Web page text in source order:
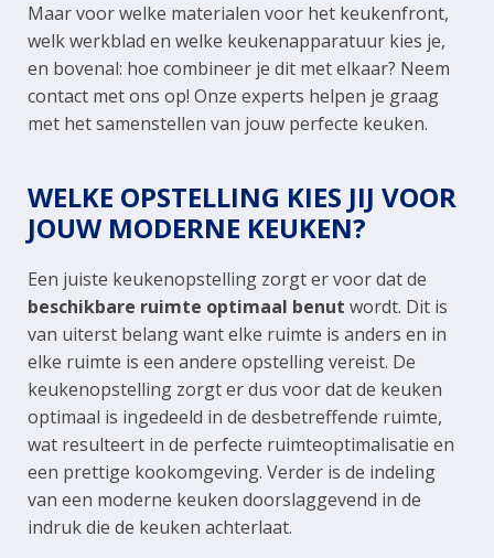
Maar voor welke materialen voor het keukenfront,
welk werkblad en welke keukenapparatuur kies je,
en bovenal: hoe combineer je dit met elkaar? Neem
contact met ons op! Onze experts helpen je graag
met het samenstellen van jouw perfecte keuken.
WELKE OPSTELLING KIES JIJ VOOR
JOUW MODERNE KEUKEN?
Een juiste keukenopstelling zorgt er voor dat de
beschikbare ruimte optimaal benut wordt. Dit is
van uiterst belang want elke ruimte is anders en in
elke ruimte is een andere opstelling vereist. De
keukenopstelling zorgt er dus voor dat de keuken
optimaal is ingedeeld in de desbetreffende ruimte,
wat resulteert in de perfecte ruimteoptimalisatie en
een prettige kookomgeving. Verder is de indeling
van een moderne keuken doorslaggevend in de
indruk die de keuken achterlaat.